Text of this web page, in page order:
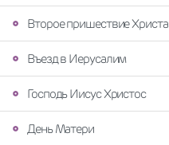
Второе пришествие Христа
Въезд в Иерусалим
Господь Иисус Христос
День Матери